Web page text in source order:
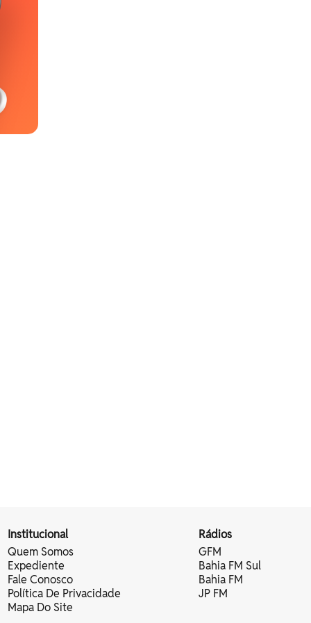
Institucional
Quem Somos
Expediente
Fale Conosco
Política De Privacidade
Mapa Do Site
Rádios
GFM
Bahia FM Sul
Bahia FM
JP FM